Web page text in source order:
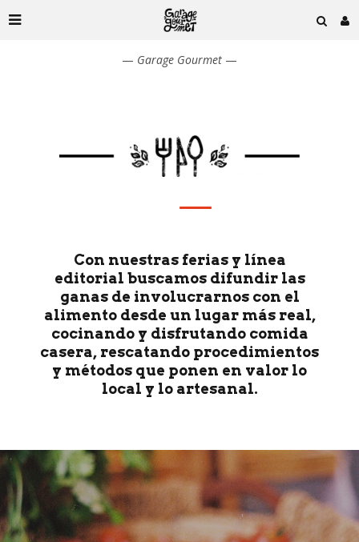
— Garage Gourmet —
Con nuestras ferias y línea
editorial buscamos difundir las
ganas de involucrarnos con el
alimento desde un lugar más real,
cocinando y disfrutando comida
casera, rescatando procedimientos
y métodos que ponen en valor lo
local y lo artesanal.